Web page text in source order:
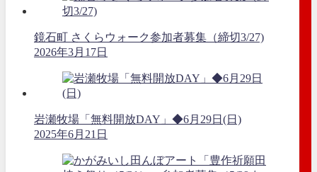
鏡石町 さくらウォーク参加者募集（締切3/27)
2026年3月17日
岩瀬牧場「無料開放DAY」◆6月29日(日)
2025年6月21日